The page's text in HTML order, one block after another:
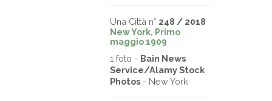
Una Città n° 248 / 2018
New York, Primo
maggio 1909
1 foto - Bain News
Service/Alamy Stock
Photos - New York